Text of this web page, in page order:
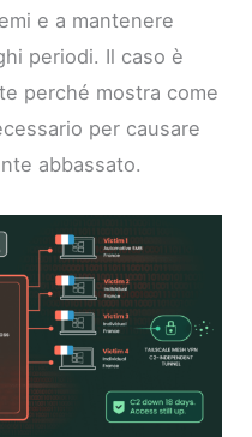
e a mantenere
periodi. Il caso è
perché mostra come
per causare
abbassato.